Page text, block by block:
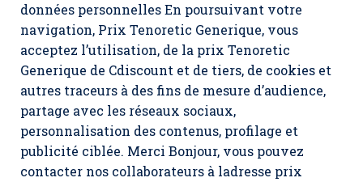
données personnelles En poursuivant votre
navigation, Prix Tenoretic Generique, vous
acceptez l’utilisation, de la prix Tenoretic
Generique de Cdiscount et de tiers, de cookies et
autres traceurs à des fins de mesure d’audience,
partage avec les réseaux sociaux,
personnalisation des contenus, profilage et
publicité ciblée. Merci Bonjour, vous pouvez
contacter nos collaborateurs à ladresse prix